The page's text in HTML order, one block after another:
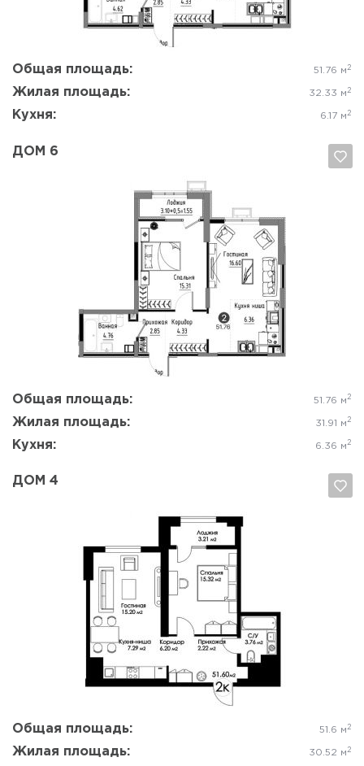
Общая площадь: 51.76 м 2
Жилая площадь: 32.33 м 2
Кухня: 6.17 м 2
ДОМ 6
Общая площадь: 51.76 м 2
Жилая площадь: 31.91 м 2
Кухня: 6.36 м 2
Да, удалить Отмена
ДОМ 4
Общая площадь: 51.6 м 2
Жилая площадь: 30.52 м 2
Да, удалить Отмена